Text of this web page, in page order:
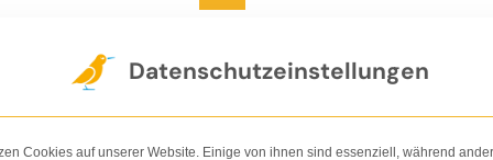
Der Verlag Shop Nachhaltigkeit
Datenschutzeinstellungen
Cookies auf unserer Website. Einige von ihnen sind essenziell, während